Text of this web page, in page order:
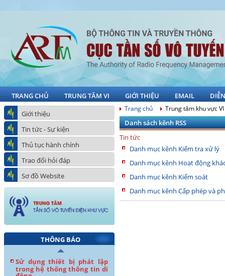
TRANG CHỦ TRUNG TÂM VI GIỚI THIỆU EMAIL
Giới thiệu
Tin tức - Sự kiện
Thủ tục hành chính
Trao đổi hỏi đáp
Sơ đồ Website
THÔNG BÁO
Sử dụng thiết bị phát lặp
trong hệ thống thông tin di
Trang chủ Trung tâm khu vực VI
Danh sách kênh RSS
Tin tức
Danh mục kênh Kiểm tra xử lý
Danh mục kênh Hoạt động
Danh mục kênh Kiểm soát
Danh mục kênh Cấp phép và